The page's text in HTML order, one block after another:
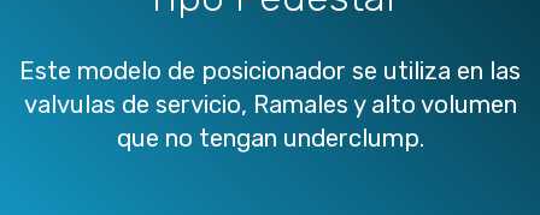
Este modelo de posicionador se utiliza en las
valvulas de servicio, Ramales y alto volumen
que no tengan underclump.